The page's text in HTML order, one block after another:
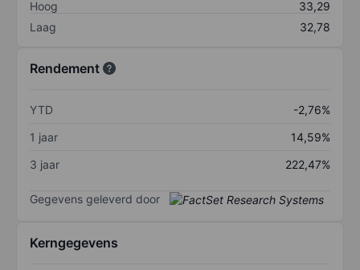
Hoog
33,29
Laag
32,78
Rendement
YTD
-2,76%
1 jaar
14,59%
3 jaar
222,47%
Gegevens geleverd door
Kerngegevens